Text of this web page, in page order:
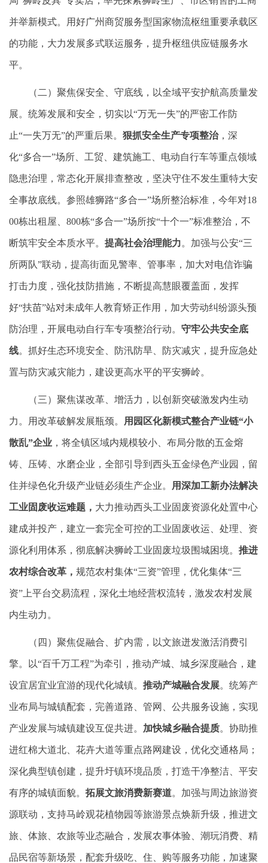
并举新模式。用好广州商贸服务型国家物流枢纽重要承载区
的功能，大力发展多式联运服务，提升枢纽供应链服务水
平。
（二）聚焦保安全、守底线，以全域平安护航高质量发
展。统筹发展和安全，切实以“万无一失”的严密工作防
止“一失万无”的严重后果。 狠抓安全生产专项整治，深
化“多合一”场所、工贸、建筑施工、电动自行车等重点领域
隐患治理，常态化开展排查整改，坚决守住不发生重特大安
全事故底线。参照雄狮路“多合一”场所整治标准，今年对18
00栋出租屋、800栋“多合一”场所按“十个一”标准整治，不
断筑牢安全本质水平。 提高社会治理能力。加强与公安“三
所两队”联动，提高街面见警率、管事率，加大对电信诈骗
打击力度，强化技防措施，不断提高慧眼覆盖面，发挥
好“扶苗”站对未成年人教育矫正作用，加大劳动纠纷源头预
防治理，开展电动自行车专项整治行动。 守牢公共安全底
线。抓好生态环境安全、防汛防旱、防灾减灾，提升应急处
置与防灾减灾能力，建设更高水平的平安狮岭。
（三）聚焦谋改革、增活力，以创新突破激发内生动
力。用改革破解发展瓶颈。 用园区化新模式整合产业链“小
散乱”企业 ，将全镇区域内规模较小、布局分散的五金熔
铸、压铸、水磨企业，全部引导到西头五金绿色产业园，留
住并绿色化升级产业链必须生产企业。 用深加工新办法解决
工业固废收运难题， 大力推动西头工业固废资源化处置中心
建成并投产，建立一套完全可控的工业固废收运、处理、资
源化利用体系，彻底解决狮岭工业固废垃圾围城困境。 推进
农村综合改革， 规范农村集体“三资”管理，优化集体“三
资”上平台交易流程，深化土地经营权流转，激发农村发展
内生动力。
（四）聚焦促融合、扩内需，以文旅迸发激活消费引
擎。以“百千万工程”为牵引，推动产城、城乡深度融合，建
设宜居宜业宜游的现代化城镇。 推动产城融合发展。统筹产
业布局与城镇配套，完善道路、管网、公共服务设施，实现
产业发展与城镇建设互促共进。 加快城乡融合提质。协助推
进红棉大道北、花卉大道等重点路网建设，优化交通格局；
深化典型镇创建，提升圩镇环境品质，打造干净整洁、平安
有序的城镇面貌。 拓展文旅消费新赛道。加强与周边旅游资
源联动，支持马岭观花植物园等旅游景点焕新升级，推进文
旅、体旅、农旅等业态融合，发展农事体验、潮玩消费、精
品民宿等新场景，配套升级吃、住、购等服务功能，加速聚